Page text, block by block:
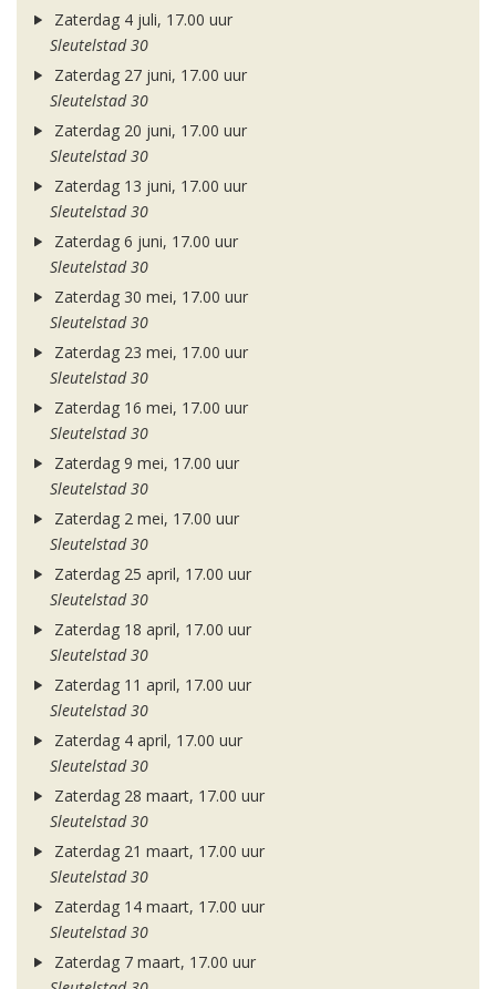
Zaterdag 4 juli, 17.00 uur
Sleutelstad 30
Zaterdag 27 juni, 17.00 uur
Sleutelstad 30
Zaterdag 20 juni, 17.00 uur
Sleutelstad 30
Zaterdag 13 juni, 17.00 uur
Sleutelstad 30
Zaterdag 6 juni, 17.00 uur
Sleutelstad 30
Zaterdag 30 mei, 17.00 uur
Sleutelstad 30
Zaterdag 23 mei, 17.00 uur
Sleutelstad 30
Zaterdag 16 mei, 17.00 uur
Sleutelstad 30
Zaterdag 9 mei, 17.00 uur
Sleutelstad 30
Zaterdag 2 mei, 17.00 uur
Sleutelstad 30
Zaterdag 25 april, 17.00 uur
Sleutelstad 30
Zaterdag 18 april, 17.00 uur
Sleutelstad 30
Zaterdag 11 april, 17.00 uur
Sleutelstad 30
Zaterdag 4 april, 17.00 uur
Sleutelstad 30
Zaterdag 28 maart, 17.00 uur
Sleutelstad 30
Zaterdag 21 maart, 17.00 uur
Sleutelstad 30
Zaterdag 14 maart, 17.00 uur
Sleutelstad 30
Zaterdag 7 maart, 17.00 uur